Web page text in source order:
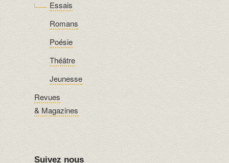
Essais
Romans
Poésie
Théâtre
Jeunesse
Revues
& Magazines
Suivez nous